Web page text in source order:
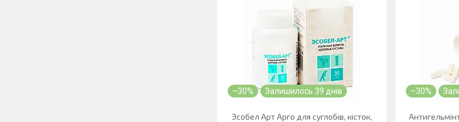
–30% Залишилось 39 днів
Эсобел Арт Арго для суглобів, кісток,
–30%